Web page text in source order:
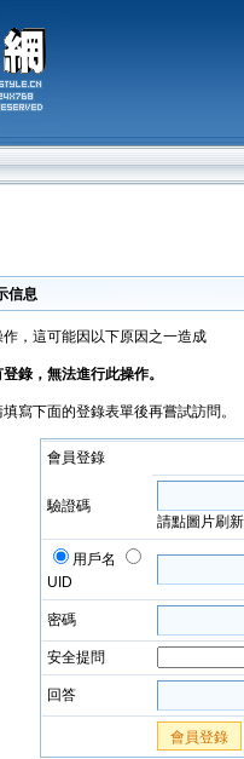
信息
，這可能因以下原因之一造成
錄，無法進行此操作。
寫下面的登錄表單後再嘗試訪問。
會員登錄
驗證碼
請點圖片刷新
用戶名
UID
密碼
安全提問
回答
會員登錄